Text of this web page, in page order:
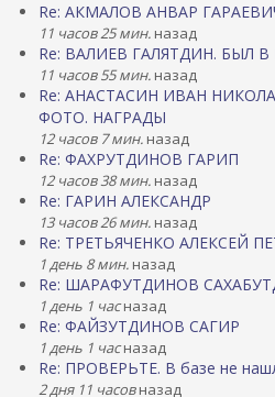
Re: АКМАЛОВ АНВАР
11 часов 25 мин. назад
Re: ВАЛИЕВ ГАЛЯТДИН. БЫЛ
11 часов 55 мин. назад
Re: АНАСТАСИН ИВАН
ФОТО. НАГРАДЫ
12 часов 7 мин. назад
Re: ФАХРУТДИНОВ ГАРИП
12 часов 38 мин. назад
Re: ГАРИН АЛЕКСАНДР
13 часов 26 мин. назад
Re: ТРЕТЬЯЧЕНКО АЛЕКСЕЙ
1 день 8 мин. назад
Re: ШАРАФУТДИНОВ
1 день 1 часназад
Re: ФАЙЗУТДИНОВ САГИР
1 день 1 часназад
Re: ПРОВЕРЬТЕ. В базе не
2 дня 11 часовназад